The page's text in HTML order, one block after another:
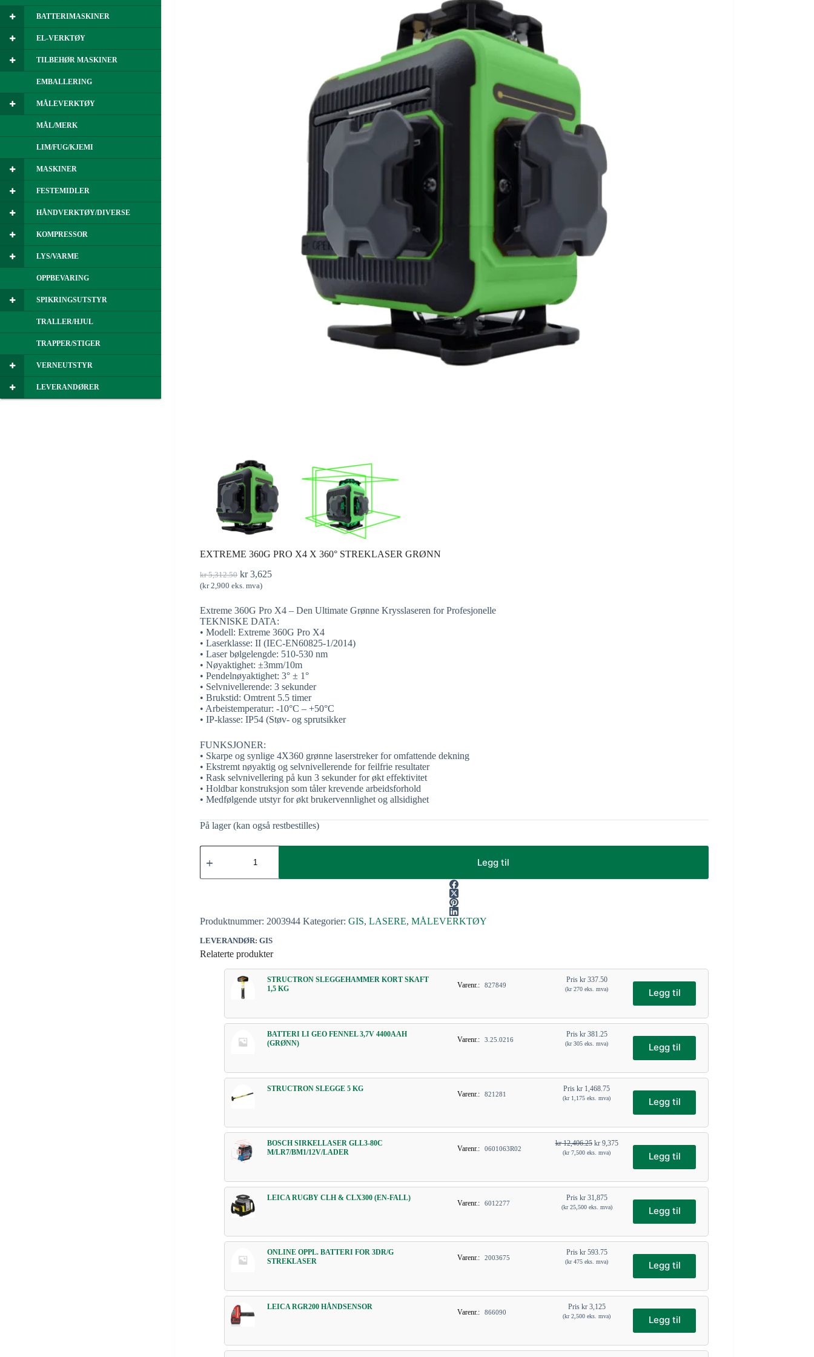
EXTREME 360G PRO X4 X 360° STREKLASER GRØNN
kr5,312.50 kr3,625
(kr2,900 eks. mva)
Extreme 360G Pro X4 – Den Ultimate Grønne Krysslaseren for Profesjonelle
TEKNISKE DATA:
• Modell: Extreme 360G Pro X4
• Laserklasse: II (IEC-EN60825-1/2014)
• Laser bølgelengde: 510-530 nm
• Nøyaktighet: ±3mm/10m
• Pendelnøyaktighet: 3° ± 1°
• Selvnivellerende: 3 sekunder
• Brukstid: Omtrent 5.5 timer
• Arbeistemperatur: -10°C – +50°C
• IP-klasse: IP54 (Støv- og sprutsikker
FUNKSJONER:
• Skarpe og synlige 4X360 grønne laserstreker for omfattende dekning
• Ekstremt nøyaktig og selvnivellerende for feilfrie resultater
• Rask selvnivellering på kun 3 sekunder for økt effektivitet
• Holdbar konstruksjon som tåler krevende arbeidsforhold
• Medfølgende utstyr for økt brukervennlighet og allsidighet
På lager (kan også restbestilles)
Legg til
Produktnummer: 2003944 Kategorier:GIS,LASERE,MÅLEVERKTØY
LEVERANDØR: GIS
Relaterte produkter
STRUCTRON SLEGGEHAMMER KORT SKAFT
1,5 KG
Varenr.: 827849
Pris kr337.50
(kr270 eks. mva) Legg til
BATTERI LI GEO FENNEL 3,7V 4400AAH
(GRØNN)
Varenr.: 3.25.0216
Pris kr381.25
(kr305 eks. mva) Legg til
STRUCTRON SLEGGE 5 KG
Varenr.: 821281
Pris kr 1,468.75
(kr1,175 eks. mva) Legg til
BOSCH SIRKELLASER GLL3-80C
M/LR7/BM1/12V/LADER
Varenr.: 0601063R02
kr12,406.25 kr9,375
(kr7,500 eks. mva) Legg til
LEICA RUGBY CLH & CLX300 (EN-FALL)
Varenr.: 6012277
Pris kr31,875
(kr25,500eks. mva) Legg til
ONLINE OPPL. BATTERI FOR 3DR/G
STREKLASER
Varenr.: 2003675
Pris kr593.75
(kr475 eks. mva) Legg til
LEICA RGR200 HÅNDSENSOR
Varenr.: 866090
Pris kr3,125
(kr2,500 eks. mva) Legg til
BATTERIMASKINER
EL-VERKTØY
TILBEHØR MASKINER
EMBALLERING
MÅLEVERKTØY
MÅL/MERK
LIM/FUG/KJEMI
MASKINER
FESTEMIDLER
HÅNDVERKTØY/DIVERSE
KOMPRESSOR
LYS/VARME
OPPBEVARING
SPIKRINGSUTSTYR
TRALLER/HJUL
TRAPPER/STIGER
VERNEUTSTYR
LEVERANDØRER